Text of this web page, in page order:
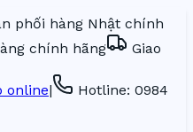
phối hàng Nhật chính
chính hãng
Giao
online| Hotline: 0984